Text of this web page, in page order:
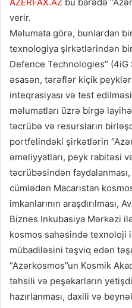
AZERFAX.AZ bu barədə
verir.
Məlumata görə, bunlardan
texnologiya şirkətlərindən
Defence Technologies” (4iG
əsasən, tərəflər kiçik
inteqrasiyası və test
məlumatları üzrə birgə
təcrübə və resursların
portfelindəki şirkətlərin
əməliyyatları, peyk rabitəsi
təcrübəsindən
cümlədən Macarıstan
imkanlarının araşdırılması,
Biznes Inkubasiya Mərkəzi
kosmos sahəsində texnoloji
mübadiləsini təşviq edən
“Azərkosmos”un Kosmik
təhsili və peşəkarların
hazırlanması, daxili və